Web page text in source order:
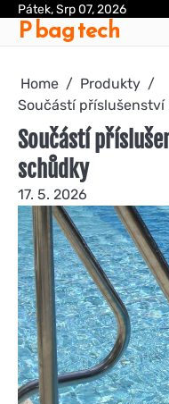
Skip
content
Pátek, Srp 07, 2026
P bag tech
Home
Produkty
Součástí
Součástí
schůdky
17. 5. 2026